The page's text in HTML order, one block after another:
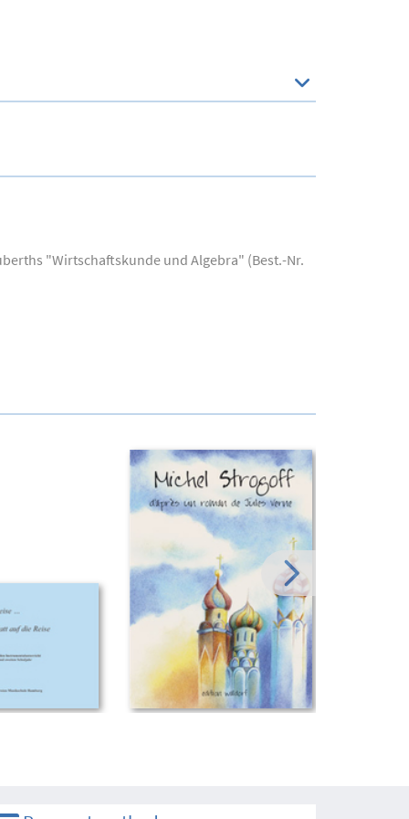
"Wirtschaftskunde und Algebra" (Best.-Nr.